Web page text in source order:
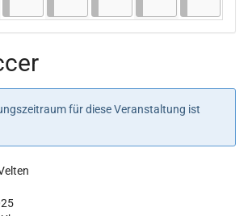
für diese Veranstaltung ist